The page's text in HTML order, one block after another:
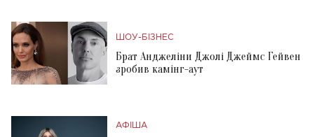
ШОУ-БІЗНЕС
Брат Анджеліни Джолі Джеймс Гейвен
зробив камінг-аут
АФІША